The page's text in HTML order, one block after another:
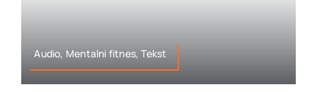
Audio, Mentalni fitnes, Tekst